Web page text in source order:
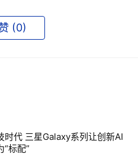
Hynix合作，也取得不错进
也会采用90纳米技术和每页2
标应用主要为数码相机、数字
ST提供从128Mb到4Gb的
和3V，封装形式为BGA和
(0)
时代 三星Galaxy系列让创新AI
“标配”